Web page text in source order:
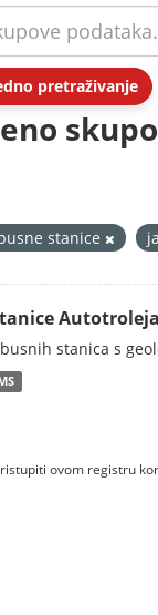
pretraživanje
stanice
Autotroleja
stanica s
ovom registru